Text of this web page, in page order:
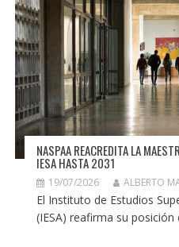
NASPAA REACREDITA LA
IESA HASTA 2031
19/07/2026 ALBERTO
El Instituto de Estudios
(IESA) reafirma su